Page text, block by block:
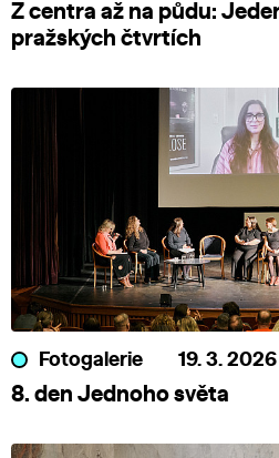
Z centra až na půdu:
pražských čtvrtích
Fotogalerie 19. 3. 2026
8. den Jednoho světa